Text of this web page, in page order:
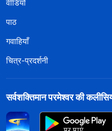
वीडियो
पाठ
गवाहियाँ
चित्र-प्रदर्शनी
सर्वशक्तिमान परमेश्वर की